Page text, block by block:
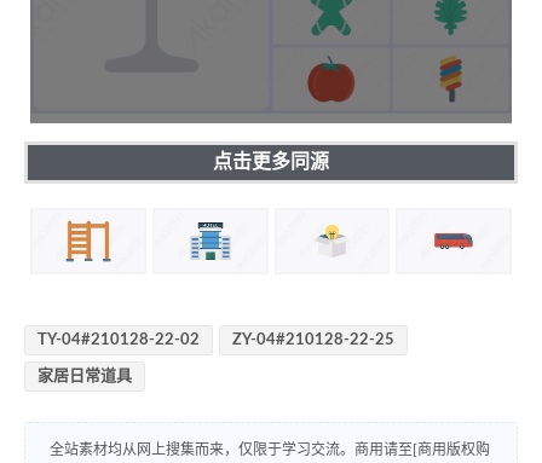
点击更多同源
TY-04#210128-22-02 ZY-04#210128-22-25
家居日常道具
全站素材均从网上搜集而来，仅限于学习交流。商用请至[商用版权购